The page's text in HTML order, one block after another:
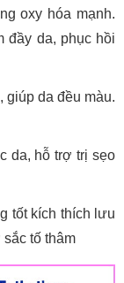
oxy hóa mạnh.
đầy da, phục hồi
giúp da đều màu.
da, hỗ trợ trị sẹo
tốt kích thích lưu
tố thâm